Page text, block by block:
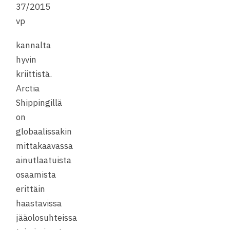
37/2015
vp
kannalta
hyvin
kriittistä.
Arctia
Shippingillä
on
globaalissakin
mittakaavassa
ainutlaatuista
osaamista
erittäin
haastavissa
jääolosuhteissa